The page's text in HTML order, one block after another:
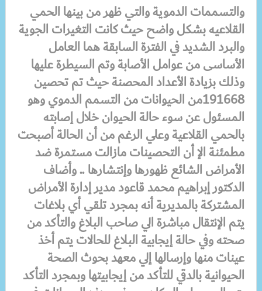
والتسممات الدموية والتي ظهر من بينها الحمي
القلاعيه بشكل واضح حيث كانت التغيرات الجوية
والبرد الشديد في الفترة السابقة هما العامل
الأساسى من عوامل الأصابة وتم السيطرة عليها
وذلك بزيادة الأعداد المحصنة حيث تم تحصين
191668من الحيوانات من التسمم الدموي وهو
المسئول عن سوء حالة الحيوان خلال إصابته
بالحمي القلاعية وعلي الرغم من أن الحالة أصبحت
مطمئنة الإ أن التحصينات مازالت مستمرة ضد
الأمراض الشائع ظهورها وإنتشارها .. وأضاف
الدكتور إبراهيم محمد قاعود مدير إدارة الأمراض
المشتركة بالمديرية أنه بمجرد تلقي أي بلاغات
يتم الإنتقال مباشرة الي صاحب البلاغ والتأكد من
صحته وفي حالة إيجابية البلاغ للحالات يتم أخذ
عينات منها وإرسالها إلي معهد بحوث الصحة
الحيوانية بالدقي للتأكد من إيجابيتها وبمجرد التأكد